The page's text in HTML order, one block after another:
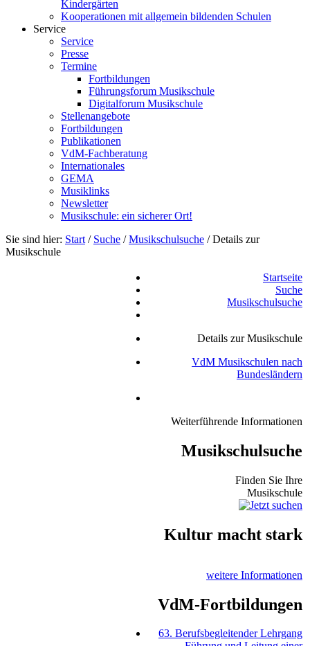
Kindergärten
Kooperationen mit allgemein bildenden Schulen
Service
Service
Presse
Termine
Fortbildungen
Führungsforum Musikschule
Digitalforum Musikschule
Stellenangebote
Fortbildungen
Publikationen
VdM-Fachberatung
Internationales
GEMA
Musiklinks
Newsletter
Musikschule: ein sicherer Ort!
Sie sind hier: Start / Suche /Musikschulsuche /Details zur
Musikschule
Startseite
Suche
Musikschulsuche
Details zur Musikschule
VdM Musikschulen nach
Bundesländern
Weiterführende Informationen
Musikschulsuche
Finden Sie Ihre
Musikschule
Kultur macht stark
weitere Informationen
VdM-Fortbildungen
63. Berufsbegleitender Lehrgang